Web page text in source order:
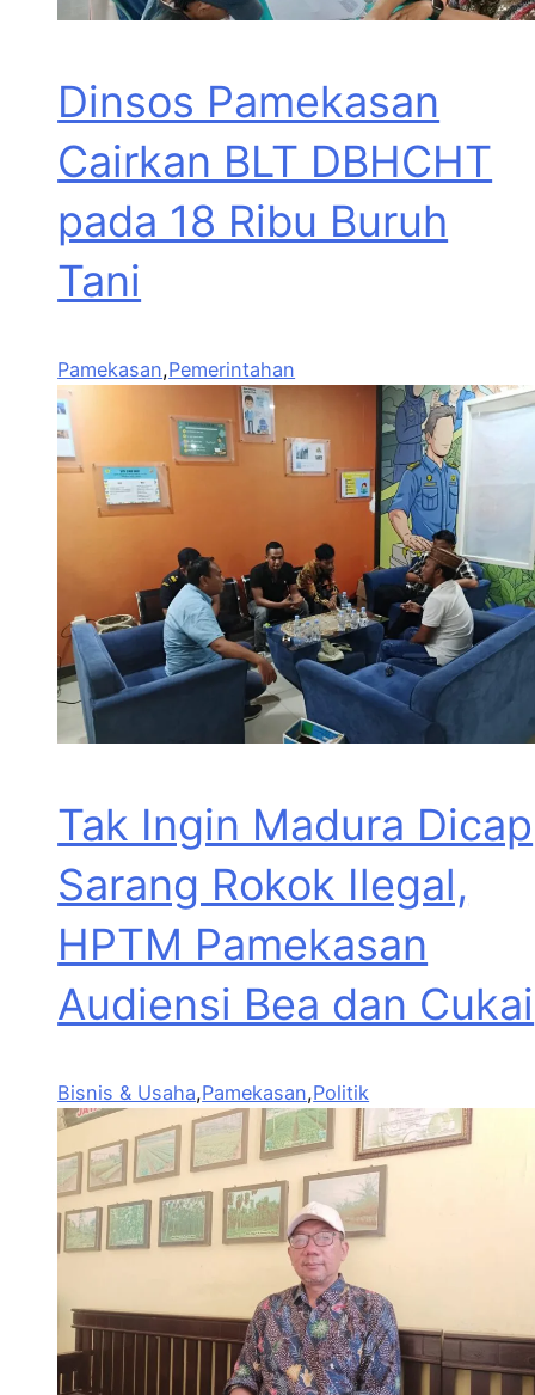
Dinsos Pamekasan
Cairkan BLT DBHCHT
pada 18 Ribu Buruh
Tani
Pamekasan,Pemerintahan
Tak Ingin Madura Dicap
Sarang Rokok Ilegal,
HPTM Pamekasan
Audiensi Bea dan Cukai
Bisnis & Usaha,Pamekasan,Politik